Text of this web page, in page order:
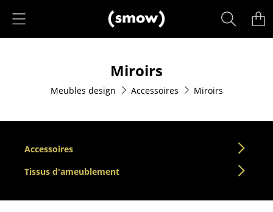
Chaises de cuisine & salle à manger
Canapés
Fauteuils
Fauteuils lounge
Miroirs
Meubles design Accessoires Miroirs
Accessoires
Tissus d'ameublement